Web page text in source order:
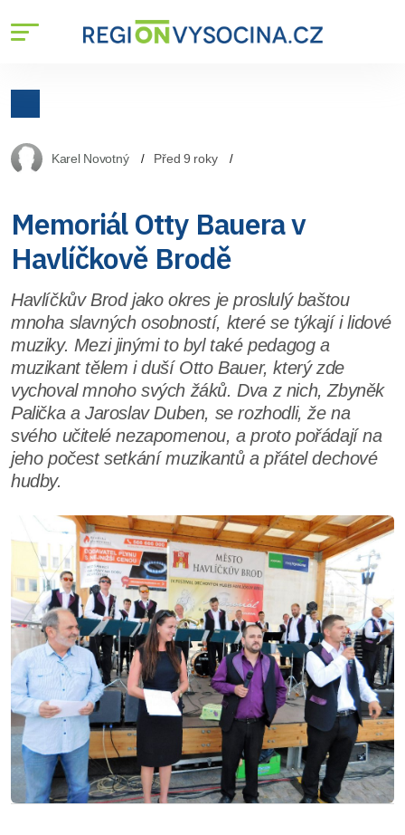
Karel Novotný Před 9 roky
Memoriál Otty Bauera v
Havlíčkově Brodě
Havlíčkův Brod jako okres je proslulý baštou
mnoha slavných osobností, které se týkají i lidové
muziky. Mezi jinými to byl také pedagog a
muzikant tělem i duší Otto Bauer, který zde
vychoval mnoho svých žáků. Dva z nich, Zbyněk
Palička a Jaroslav Duben, se rozhodli, že na
svého učitelé nezapomenou, a proto pořádají na
jeho počest setkání muzikantů a přátel dechové
hudby.